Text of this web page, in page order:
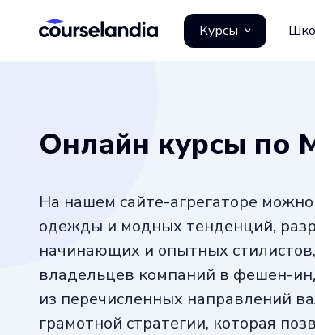
Курсы
Онлайн курсы по
На нашем сайте-агрегаторе
одежды и модных тенденций,
начинающих и опытных
владельцев компаний в фешен-
из перечисленных направлений
грамотной стратегии, которая